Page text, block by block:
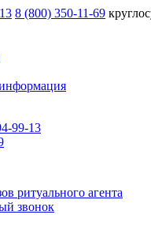
8 (800) 350-11-69
99-13
ритуального агента
звонок